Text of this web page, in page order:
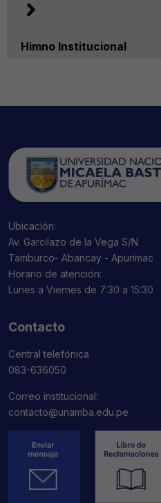
Himno Institucional
Ubicación:
Av. Garcilazo de la Vega S/N
Tamburco- Abancay - Apurímac
Horario de atención:
Lunes a Viernes de 7:30 a 15:30
Contacto
Central telefónica
083-636050
Correo institucional:
contacto@unamba.edu.pe